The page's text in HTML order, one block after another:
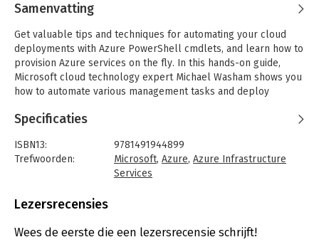
Samenvatting
Get valuable tips and techniques for automating your cloud
deployments with Azure PowerShell cmdlets, and learn how to
provision Azure services on the fly. In this hands-on guide,
Microsoft cloud technology expert Michael Washam shows you
how to automate various management tasks and deploy
By combining the native automation capabilities of PowerShell
enable you to create and configure virtual machines with ease.
You’ll learn how to take advantage of these technologies to
build complete virtual networks. If you have experience with
-Create and update virtual machines with Azure platform
Specificaties
ISBN13:
9781491944899
Trefwoorden:
Microsoft, Azure, Azure Infrastructure
Services
Bindwijze:
Uitgever:
O'Reilly
Lezersrecensies
Wees de eerste die een lezersrecensie schrijft!